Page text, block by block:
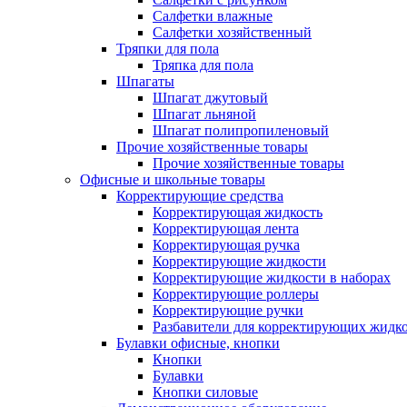
Салфетки влажные
Салфетки хозяйственный
Тряпки для пола
Тряпка для пола
Шпагаты
Шпагат джутовый
Шпагат льняной
Шпагат полипропиленовый
Прочие хозяйственные товары
Прочие хозяйственные товары
Офисные и школьные товары
Корректирующие средства
Корректирующая жидкость
Корректирующая лента
Корректирующая ручка
Корректирующие жидкости
Корректирующие жидкости в наборах
Корректирующие роллеры
Корректирующие ручки
Разбавители для корректирующих
Булавки офисные, кнопки
Кнопки
Булавки
Кнопки силовые